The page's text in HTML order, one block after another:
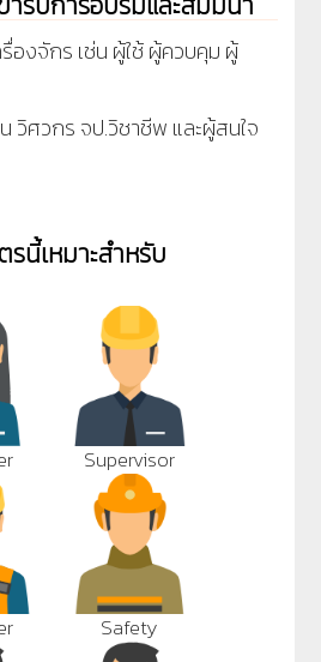
องจักร เช่น ผู้ใช้ ผู้ควบคุม ผู้
วิศวกร จป.วิชาชีพ และผู้สนใจ
นี้เหมาะสำหรับ
Supervisor
Safety